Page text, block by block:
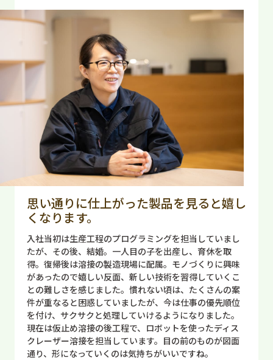
思い通りに仕上がった製品を見ると嬉し
くなります。
入社当初は生産工程のプログラミングを担当していまし
たが、その後、結婚。一人目の子を出産し、育休を取
得。復帰後は溶接の製造現場に配属。モノづくりに興味
があったので嬉しい反面、新しい技術を習得していくこ
との難しさを感じました。慣れない頃は、たくさんの案
件が重なると困惑していましたが、今は仕事の優先順位
を付け、サクサクと処理していけるようになりました。
現在は仮止め溶接の後工程で、ロボットを使ったディス
クレーザー溶接を担当しています。目の前のものが図面
通り、形になっていくのは気持ちがいいですね。